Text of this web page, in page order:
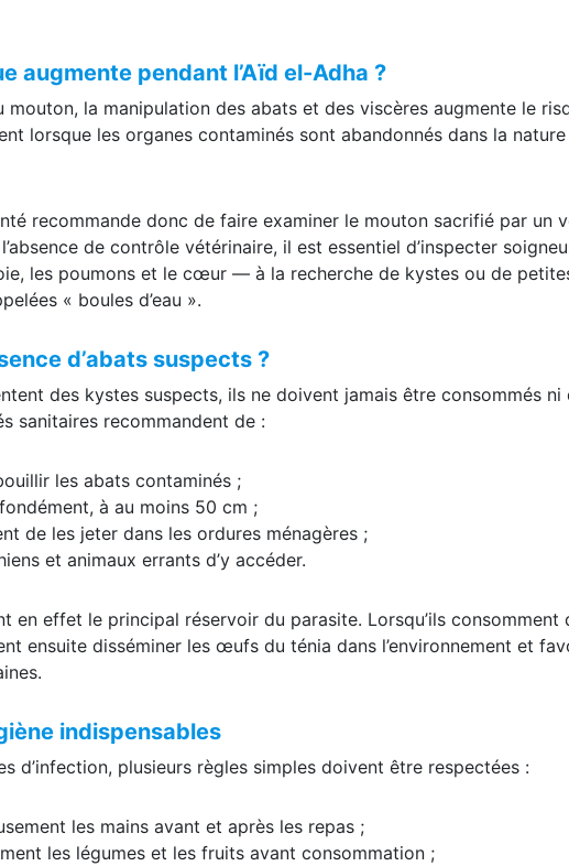
augmente pendant l’Aïd el-Adha ?
mouton, la manipulation des abats et des viscères augmente le
lorsque les organes contaminés sont abandonnés dans la
recommande donc de faire examiner le mouton sacrifié par un
de contrôle vétérinaire, il est essentiel d’inspecter
les poumons et le cœur — à la recherche de kystes ou de
« boules d’eau ».
d’abats suspects ?
des kystes suspects, ils ne doivent jamais être consommés ni
sanitaires recommandent de :
les abats contaminés ;
à au moins 50 cm ;
de les jeter dans les ordures ménagères ;
et animaux errants d’y accéder.
en effet le principal réservoir du parasite. Lorsqu’ils consomment
ensuite disséminer les œufs du ténia dans l’environnement et
indispensables
d’infection, plusieurs règles simples doivent être respectées :
les mains avant et après les repas ;
les légumes et les fruits avant consommation ;